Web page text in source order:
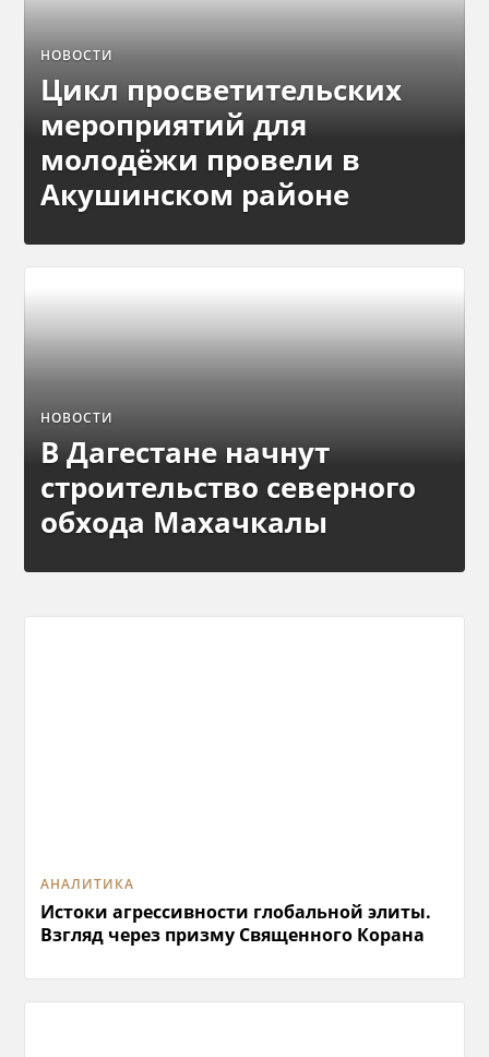
НОВОСТИ
Цикл просветительских
мероприятий для
молодёжи провели в
Акушинском районе
НОВОСТИ
В Дагестане начнут
строительство северного
обхода Махачкалы
АНАЛИТИКА
Истоки агрессивности глобальной элиты.
Взгляд через призму Священного Корана